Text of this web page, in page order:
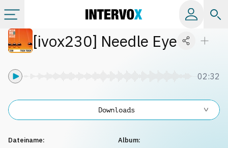
Kategorien
Alle Alben
Playlists
[ivox230] Needle Eye
02:32
Dateiname:
Album:
Downloads